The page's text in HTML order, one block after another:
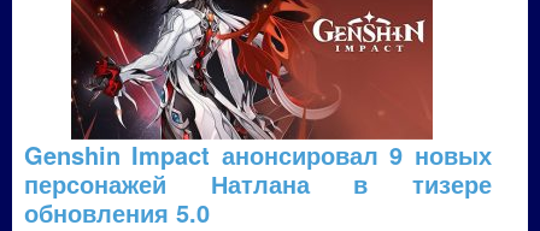
Genshin Impact анонсировал 9 новых
персонажей Натлана в тизере
обновления 5.0